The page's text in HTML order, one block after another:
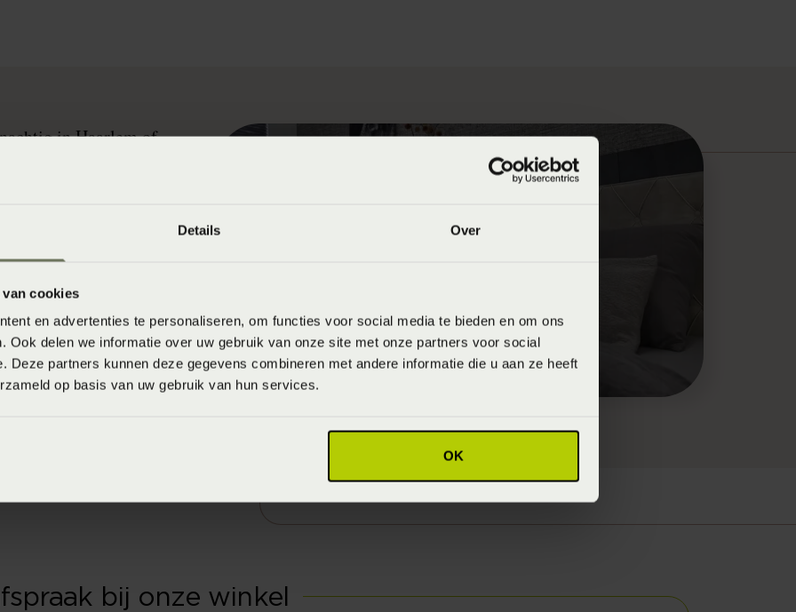
Details Over
cookies
en advertenties te personaliseren, om functies voor social media te bieden en om ons
Ook delen we informatie over uw gebruik van onze site met onze partners voor social
Deze partners kunnen deze gegevens combineren met andere informatie die u aan ze heeft
op basis van uw gebruik van hun services.
OK
in Haarlem of
Wij zitten op een
Beddenspecialist
ledikanten
de levering en
Warmond,Sassenheim,
,Oegstgeesten
bij onze winkel